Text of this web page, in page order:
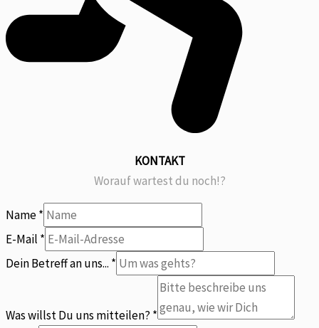
KONTAKT
Worauf wartest du noch!?
Name*
E-Mail *
Du
Dein Betreff an uns... *
Was willst Du uns mitteilen? *